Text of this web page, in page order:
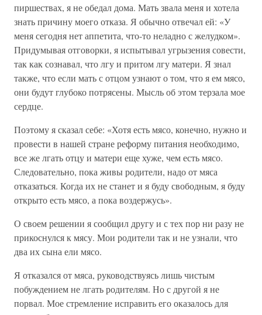
пиршествах, я не обедал дома. Мать звала меня и хотела
знать причину моего отказа. Я обычно отвечал ей: «У
меня сегодня нет аппетита, что-то неладно с желудком».
Придумывая отговорки, я испытывал угрызения совести,
так как сознавал, что лгу и притом лгу матери. Я знал
также, что если мать с отцом узнают о том, что я ем мясо,
они будут глубоко потрясены. Мысль об этом терзала мое
сердце.
Поэтому я сказал себе: «Хотя есть мясо, конечно, нужно и
провести в нашей стране реформу питания необходимо,
все же лгать отцу и матери еще хуже, чем есть мясо.
Следовательно, пока живы родители, надо от мяса
отказаться. Когда их не станет и я буду свободным, я буду
открыто есть мясо, а пока воздержусь».
О своем решении я сообщил другу и с тех пор ни разу не
прикоснулся к мясу. Мои родители так и не узнали, что
два их сына ели мясо.
Я отказался от мяса, руководствуясь лишь чистым
побуждением не лгать родителям. Но с другой я не
порвал. Мое стремление исправить его оказалось для